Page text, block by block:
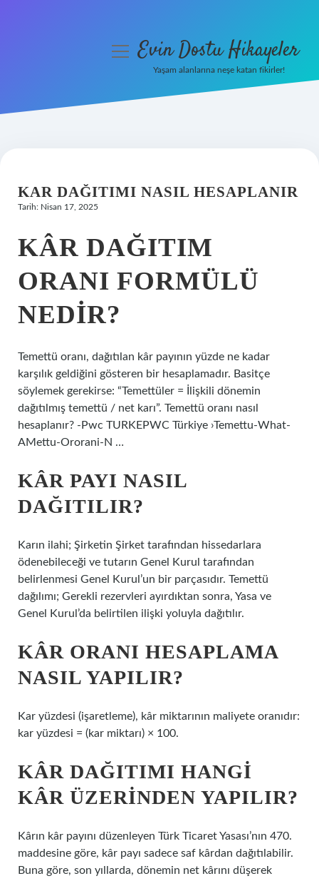
Hakkımızda
menüyüEvin Dostu Hikayeler
Yaşam alanlarına neşe katan fikirler!
KAR DAĞITIMI NASIL HESAPLANIR
Tarih: Nisan 17, 2025
KÂR DAĞITIM
ORANI FORMÜLÜ
NEDIR?
Temettü oranı, dağıtılan kâr payının yüzde ne kadar
karşılık geldiğini gösteren bir hesaplamadır. Basitçe
söylemek gerekirse: “Temettüler = İlişkili dönemin
dağıtılmış temettü / net karı”. Temettü oranı nasıl
hesaplanır? -Pwc TURKEPWC Türkiye ›Temettu-What-
AMettu-Ororani-N …
KÂR PAYI NASIL
DAĞITILIR?
Karın ilahi; Şirketin Şirket tarafından hissedarlara
ödenebileceği ve tutarın Genel Kurul tarafından
belirlenmesi Genel Kurul’un bir parçasıdır. Temettü
dağılımı; Gerekli rezervleri ayırdıktan sonra, Yasa ve
Genel Kurul’da belirtilen ilişki yoluyla dağıtılır.
KÂR ORANI HESAPLAMA
NASIL YAPILIR?
Kar yüzdesi (işaretleme), kâr miktarının maliyete oranıdır:
kar yüzdesi = (kar miktarı) × 100.
KÂR DAĞITIMI HANGI
KÂR ÜZERINDEN YAPILIR?
Kârın kâr payını düzenleyen Türk Ticaret Yasası’nın 470.
maddesine göre, kâr payı sadece saf kârdan dağıtılabilir.
Buna göre, son yıllarda, dönemin net kârını düşerek